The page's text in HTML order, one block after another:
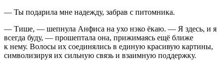
— Ты подарила мне надежду, забрав с питомника.
— Тише, — шепнула Анфиса на ухо нэко ёкаю. — Я здесь, и я
всегда буду, — прошептала она, прижимаясь ещё ближе
к нему. Волосы их соединялись в единую красивую картины,
символизируя их сильную связь и взаимную поддержку.